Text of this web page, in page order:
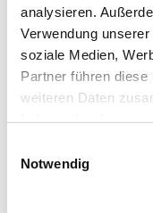
analysieren.
Verwendung
soziale Medien,
Partner führen
weiteren Daten
haben oder die sie
Notwendig
Umrechnungsfaktoren